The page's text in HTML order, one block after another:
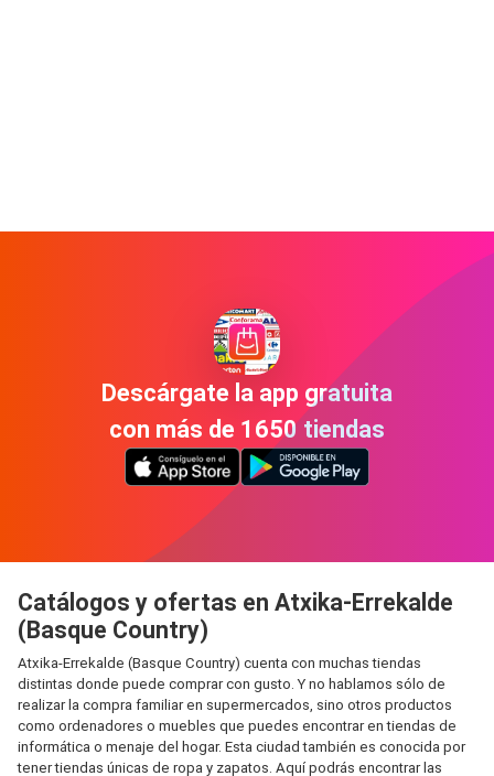
Descárgate la app gratuita
con más de 1650 tiendas
Catálogos y ofertas en Atxika-Errekalde
(Basque Country)
Atxika-Errekalde (Basque Country) cuenta con muchas tiendas
distintas donde puede comprar con gusto. Y no hablamos sólo de
realizar la compra familiar en supermercados, sino otros productos
como ordenadores o muebles que puedes encontrar en tiendas de
informática o menaje del hogar. Esta ciudad también es conocida por
tener tiendas únicas de ropa y zapatos. Aquí podrás encontrar las